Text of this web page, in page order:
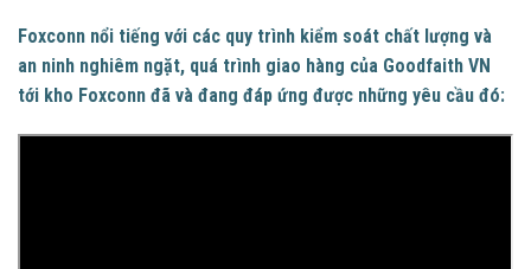
Foxconn nổi tiếng với các quy trình kiểm soát chất lượng và
an ninh nghiêm ngặt, quá trình giao hàng của Goodfaith VN
tới kho Foxconn đã và đang đáp ứng được những yêu cầu đó: